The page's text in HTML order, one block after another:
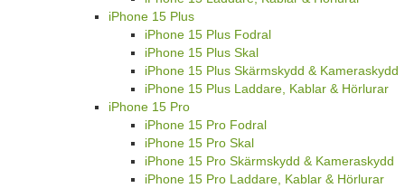
iPhone 15 Plus
iPhone 15 Plus Fodral
iPhone 15 Plus Skal
iPhone 15 Plus Skärmskydd & Kameraskydd
iPhone 15 Plus Laddare, Kablar & Hörlurar
iPhone 15 Pro
iPhone 15 Pro Fodral
iPhone 15 Pro Skal
iPhone 15 Pro Skärmskydd & Kameraskydd
iPhone 15 Pro Laddare, Kablar & Hörlurar